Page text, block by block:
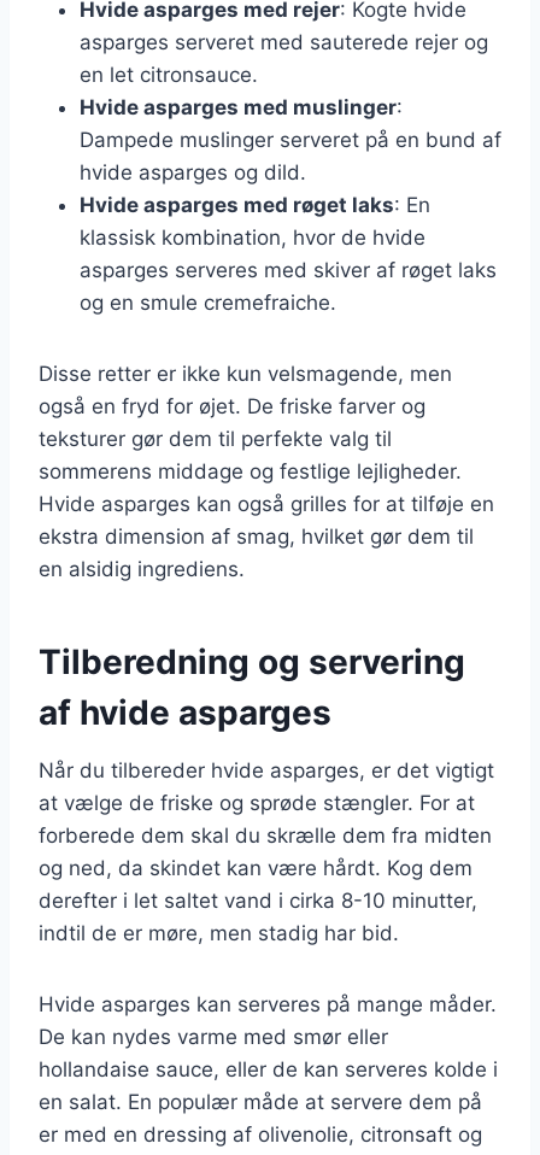
Hvide asparges med rejer: Kogte hvide
asparges serveret med sauterede rejer og
en let citronsauce.
Hvide asparges med muslinger:
Dampede muslinger serveret på en bund af
hvide asparges og dild.
Hvide asparges med røget laks: En
klassisk kombination, hvor de hvide
asparges serveres med skiver af røget laks
og en smule cremefraiche.
Disse retter er ikke kun velsmagende, men
også en fryd for øjet. De friske farver og
teksturer gør dem til perfekte valg til
sommerens middage og festlige lejligheder.
Hvide asparges kan også grilles for at tilføje en
ekstra dimension af smag, hvilket gør dem til
en alsidig ingrediens.
Tilberedning og servering
af hvide asparges
Når du tilbereder hvide asparges, er det vigtigt
at vælge de friske og sprøde stængler. For at
forberede dem skal du skrælle dem fra midten
og ned, da skindet kan være hårdt. Kog dem
derefter i let saltet vand i cirka 8-10 minutter,
indtil de er møre, men stadig har bid.
Hvide asparges kan serveres på mange måder.
De kan nydes varme med smør eller
hollandaise sauce, eller de kan serveres kolde i
en salat. En populær måde at servere dem på
er med en dressing af olivenolie, citronsaft og